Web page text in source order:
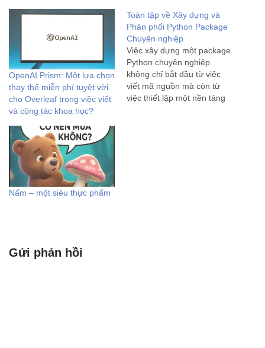
OpenAI Prism: Một lựa chọn
thay thế miễn phí tuyệt vời
cho Overleaf trong việc viết
và cộng tác khoa học?
Toàn tập về Xây dựng và
Phân phối Python Package
Chuyên nghiệp
Việc xây dựng một package
Python chuyên nghiệp
không chỉ bắt đầu từ việc
viết mã nguồn mà còn từ
việc thiết lập một nền tảng
Nấm – một siêu thực phẩm
Gửi phản hồi